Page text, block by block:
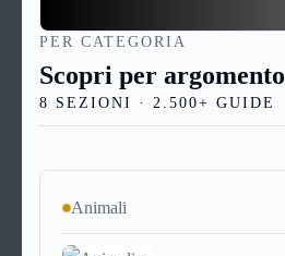
PER CATEGORIA
Scopri per argomento
8 SEZIONI · 2.500+ GUIDE
Animali